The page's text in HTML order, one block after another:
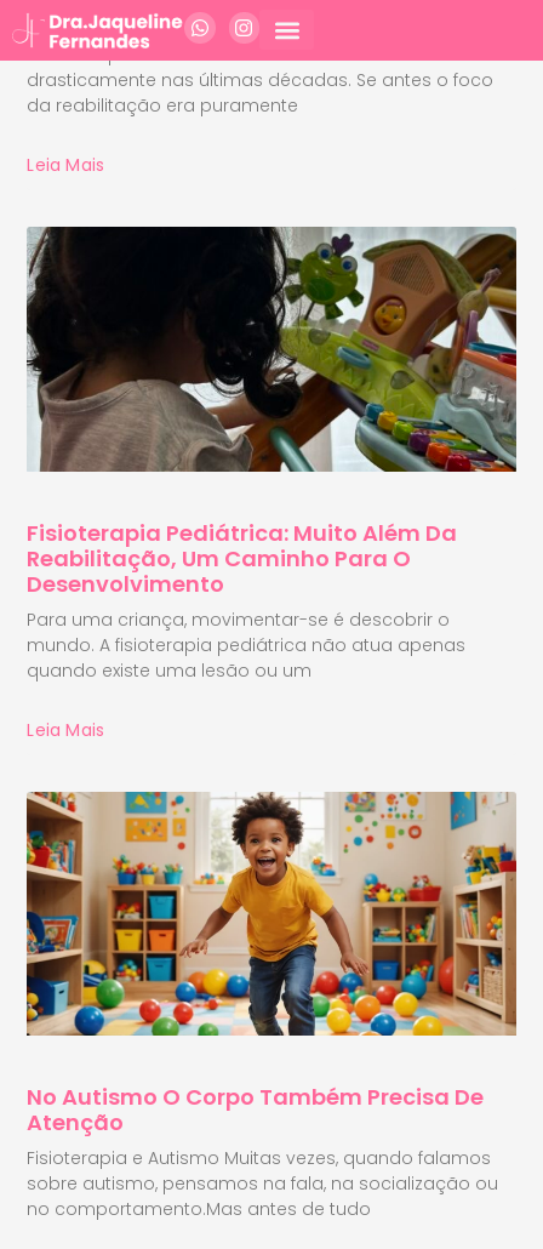
Integral
A compreensão do desenvolvimento infantil evoluiu
drasticamente nas últimas décadas. Se antes o foco
da reabilitação era puramente
Leia Mais
Fisioterapia Pediátrica: Muito Além Da
Reabilitação, Um Caminho Para O
Desenvolvimento
Para uma criança, movimentar-se é descobrir o
mundo. A fisioterapia pediátrica não atua apenas
quando existe uma lesão ou um
Leia Mais
No Autismo O Corpo Também Precisa De
Atenção
Fisioterapia e Autismo Muitas vezes, quando falamos
sobre autismo, pensamos na fala, na socialização ou
no comportamento.Mas antes de tudo